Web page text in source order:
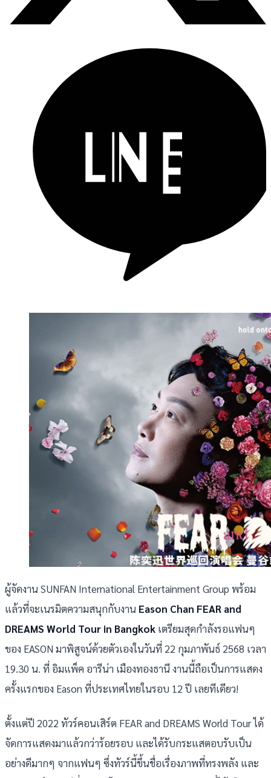
ผู้จัดงาน SUNFAN International Entertainment Group พร้อม
แล้วที่จะเนรมิตความสนุกกับงาน Eason Chan FEAR and
DREAMS World Tour in Bangkok เตรียมสุดกำลังรอแฟนๆ
ของ EASON มาพิสูจน์ด้วยตัวเองในวันที่ 22 กุมภาพันธ์ 2568 เวลา
19.30 น. ที่ อิมแพ็ค อารีน่า เมืองทองธานี งานนี้ถือเป็นการแสดง
ครั้งแรกของ Eason ที่ประเทศไทยในรอบ 12 ปี เลยทีเดียว!
ตั้งแต่ปี 2022 ทัวร์คอนเสิร์ต FEAR and DREAMS World Tour ได้
จัดการแสดงมาแล้วกว่าร้อยรอบ และได้รับกระแสตอบรับเป็น
อย่างดีมากๆ จากแฟนๆ ซึ่งทัวร์นี้ขึ้นชื่อเรื่องภาพที่ทรงพลัง และ